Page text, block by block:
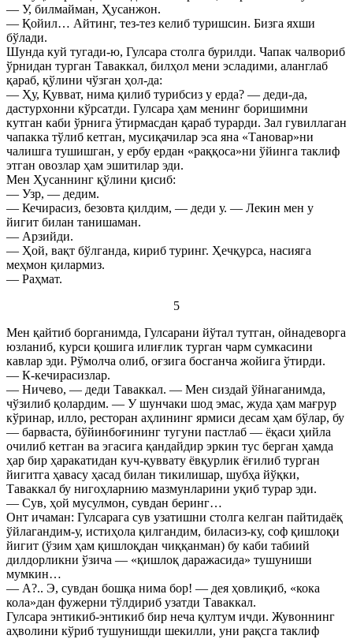
— У, билмайман, Ҳусанжон.
— Қойил… Айтинг, тез-тез келиб туришсин. Бизга яхши
бўлади.
Шунда куй тугади-ю, Гулсара столга бурилди. Чапак чалвориб
ўрнидан турган Таваккал, билҳол мени эсладими, аланглаб
қараб, қўлини чўзган ҳол-да:
— Ҳу, Қувват, нима қилиб турибсиз у ерда? — деди-да,
дастурхонни кўрсатди. Гулсара ҳам менинг боришимни
кутган каби ўрнига ўтирмасдан қараб турарди. Зал гувиллаган
чапакка тўлиб кетган, мусиқачилар эса яна «Тановар»ни
чалишга тушишган, у ербу ердан «раққоса»ни ўйинга таклиф
этган овозлар ҳам эшитилар эди.
Мен Ҳусаннинг қўлини қисиб:
— Узр, — дедим.
— Кечирасиз, безовта қилдим, — деди у. — Лекин мен у
йигит билан танишаман.
— Арзийди.
— Ҳой, вақт бўлганда, кириб туринг. Ҳечқурса, насияга
меҳмон қилармиз.
— Раҳмат.
5
Мен қайтиб борганимда, Гулсарани йўтал тутган, ойнадеворга
юзланиб, курси қошига илиғлик турган чарм сумкасини
кавлар эди. Рўмолча олиб, оғзига босганча жойига ўтирди.
— К-кечирасизлар.
— Ничево, — деди Таваккал. — Мен сиздай ўйнаганимда,
чўзилиб қолардим. — У шунчаки шод эмас, жуда ҳам мағрур
кўринар, илло, ресторан аҳлининг ярмиси десам ҳам бўлар, бу
— барваста, бўйинбоғининг тугуни пастлаб — ёқаси ҳийла
очилиб кетган ва эгасига қандайдир эркин тус берган ҳамда
ҳар бир ҳаракатидан куч-қуввату ёвқурлик ёғилиб турган
йигитга ҳавасу ҳасад билан тикилишар, шубҳа йўқки,
Таваккал бу нигоҳларнию мазмунларини уқиб турар эди.
— Сув, ҳой мусулмон, сувдан беринг…
Онт ичаман: Гулсарага сув узатишни столга келган пайтидаёқ
ўйлагандим-у, истиҳола қилгандим, биласиз-ку, соф қишлоқи
йигит (ўзим ҳам қишлоқдан чиққанман) бу каби табиий
дилдорликни ўзича — «қишлоқ даражасида» тушуниши
мумкин…
— А?.. Э, сувдан бошқа нима бор! — дея ҳовлиқиб, «кока
кола»дан фужерни тўлдириб узатди Таваккал.
Гулсара энтикиб-энтикиб бир неча қултум ичди. Жувоннинг
аҳволини кўриб тушунишди шекилли, уни рақсга таклиф